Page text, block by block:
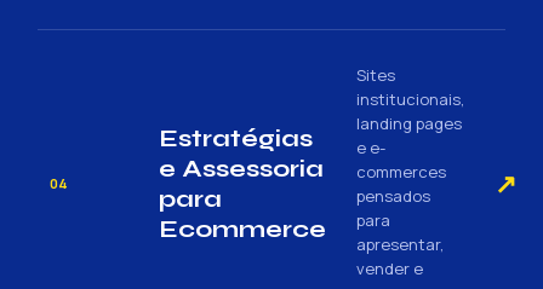
04
Estratégias
e Assessoria
para
Ecommerce
Sites
institucionais,
landing pages
e e-
commerces
pensados
para
apresentar,
vender e
↗